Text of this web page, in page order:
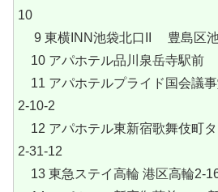
10
9 東横INN池袋北口II 豊島区池
10 アパホテル品川泉岳寺駅
11 アパホテルプライド国会議
2-10-2
12 アパホテル東新宿歌舞伎町
2-31-12
13 東急ステイ高輪 港区高輪2-